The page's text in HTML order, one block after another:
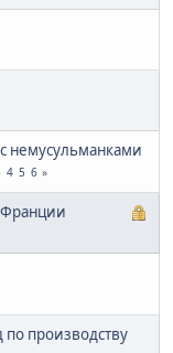
немусульманками
4 5 6
Франции
производству